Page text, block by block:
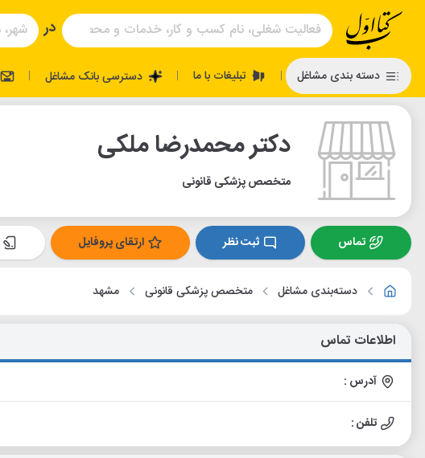
در
دسته بندی مشاغل | تبلیغات با ما | دسترسی بانک مشاغل |
دکتر محمدرضا ملکی
متخصص پزشکی قانونی
تماس ثبت نظر ارتقای پروفایل
دسته‌بندی مشاغل متخصص پزشکی قانونی مشهد
اطلاعات تماس
آدرس :
تلفن :